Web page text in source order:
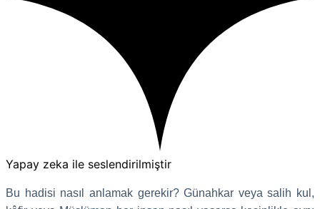
Yapay zeka ile seslendirilmiştir
Bu hadisi nasıl anlamak gerekir? Günahkar veya salih kul,